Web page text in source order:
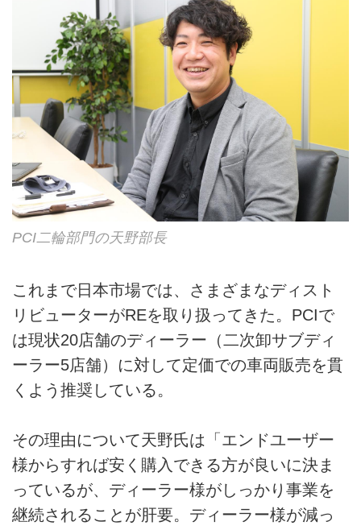
PCI二輪部門の天野部長
これまで日本市場では、さまざまなディスト
リビューターがREを取り扱ってきた。PCIで
は現状20店舗のディーラー（二次卸サブディ
ーラー5店舗）に対して定価での車両販売を貫
くよう推奨している。
その理由について天野氏は「エンドユーザー
様からすれば安く購入できる方が良いに決ま
っているが、ディーラー様がしっかり事業を
継続されることが肝要。ディーラー様が減っ